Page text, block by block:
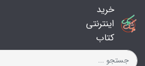
خرید
اینترنتی
کتاب